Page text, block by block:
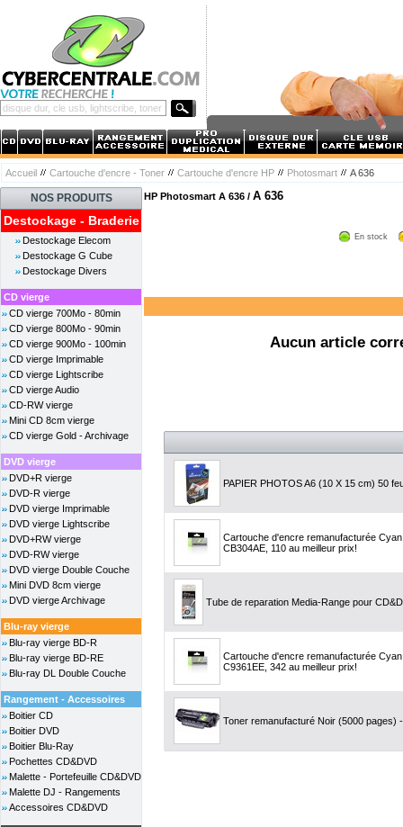
Accueil Cartouche d'encre - Toner Cartouche d'encre HP Photosmart A 636
NOS PRODUITS
Destockage - Braderie
Destockage Elecom
Destockage G Cube
Destockage Divers
CD vierge
CD vierge 700Mo - 80min
CD vierge 800Mo - 90min
CD vierge 900Mo - 100min
CD vierge Imprimable
CD vierge Lightscribe
CD vierge Audio
CD-RW vierge
Mini CD 8cm vierge
CD vierge Gold - Archivage
DVD vierge
DVD+R vierge
DVD-R vierge
DVD vierge Imprimable
DVD vierge Lightscribe
DVD+RW vierge
DVD-RW vierge
DVD vierge Double Couche
Mini DVD 8cm vierge
DVD vierge Archivage
Blu-ray vierge
Blu-ray vierge BD-R
Blu-ray vierge BD-RE
Blu-ray DL Double Couche
Rangement - Accessoires
Boitier CD
Boitier DVD
Boitier Blu-Ray
Pochettes CD&DVD
Malette - Portefeuille CD&DVD
Malette DJ - Rangements
Accessoires CD&DVD
HP Photosmart A 636 / A 636
En stock
Aucun article
PAPIER PHOTOS A6 (10 X 15 cm) 50
Cartouche d'encre remanufacturée
CB304AE, 110 au meilleur prix!
Tube de reparation Media-Range pour
Cartouche d'encre remanufacturée
C9361EE, 342 au meilleur prix!
Toner remanufacturé Noir (5000 pages)